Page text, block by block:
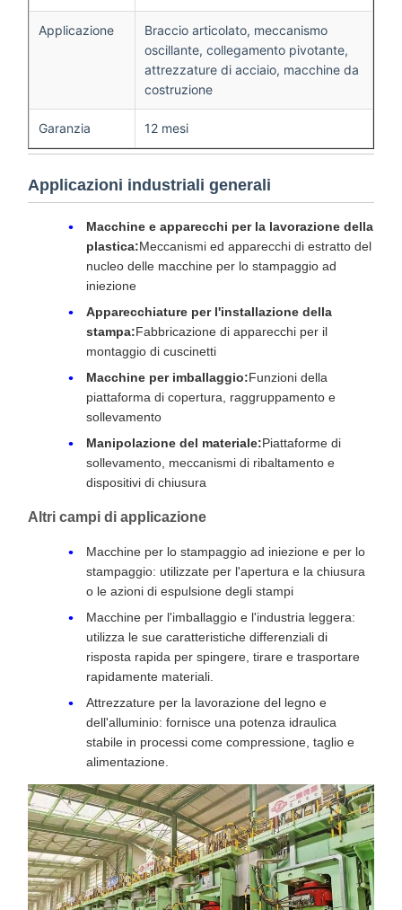
Applicazione
Braccio articolato, meccanismo
oscillante, collegamento pivotante,
attrezzature di acciaio, macchine da
costruzione
Garanzia 12 mesi
Applicazioni industriali generali
Macchine e apparecchi per la lavorazione della
plastica:Meccanismi ed apparecchi di estratto del
nucleo delle macchine per lo stampaggio ad
iniezione
Apparecchiature per l'installazione della
stampa:Fabbricazione di apparecchi per il
montaggio di cuscinetti
Macchine per imballaggio:Funzioni della
piattaforma di copertura, raggruppamento e
sollevamento
Manipolazione del materiale:Piattaforme di
sollevamento, meccanismi di ribaltamento e
dispositivi di chiusura
Altri campi di applicazione
Macchine per lo stampaggio ad iniezione e per lo
stampaggio: utilizzate per l'apertura e la chiusura
o le azioni di espulsione degli stampi
Macchine per l'imballaggio e l'industria leggera:
utilizza le sue caratteristiche differenziali di
risposta rapida per spingere, tirare e trasportare
rapidamente materiali.
Attrezzature per la lavorazione del legno e
dell'alluminio: fornisce una potenza idraulica
stabile in processi come compressione, taglio e
alimentazione.